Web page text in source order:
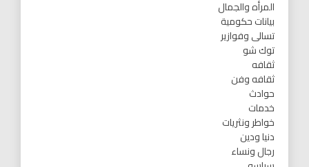
المرأه والجمال
بيانات حكومية
تسالى وفوازير
توك شو
ثقافه
ثقافه وفن
حوادث
خدمات
خواطر ونثريات
دنيا ودين
رجال ونساء